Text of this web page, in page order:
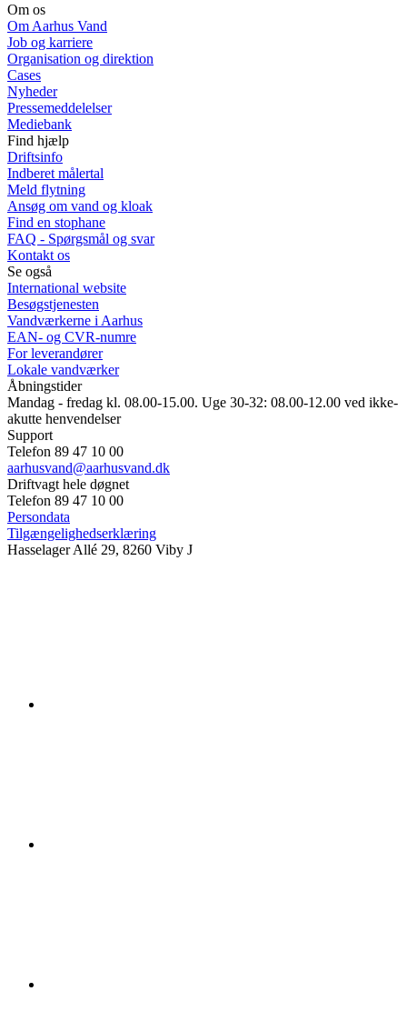
Om os
Om Aarhus Vand
Job og karriere
Organisation og direktion
Cases
Nyheder
Pressemeddelelser
Mediebank
Find hjælp
Driftsinfo
Indberet målertal
Meld flytning
Ansøg om vand og kloak
Find en stophane
FAQ - Spørgsmål og svar
Kontakt os
Se også
International website
Besøgstjenesten
Vandværkerne i Aarhus
EAN- og CVR-numre
For leverandører
Lokale vandværker
Åbningstider
Mandag - fredag kl. 08.00-15.00. Uge 30-32: 08.00-12.00 ved ikke-
akutte henvendelser
Support
Telefon 89 47 10 00
aarhusvand@aarhusvand.dk
Driftvagt hele døgnet
Telefon 89 47 10 00
Persondata
Tilgængelighedserklæring
Hasselager Allé 29, 8260 Viby J